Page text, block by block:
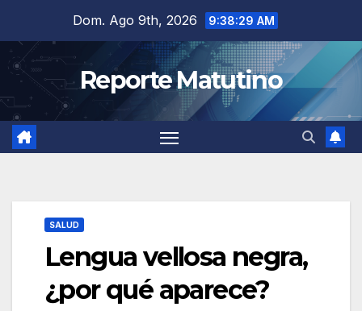
contenido
Dom. Ago 9th, 2026 9:38:29 AM
Reporte Matutino
SALUD
Lengua vellosa negra,
¿por qué aparece?